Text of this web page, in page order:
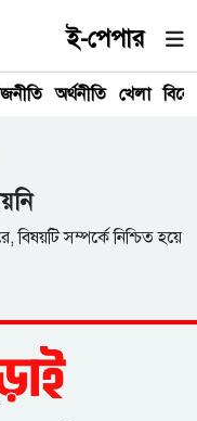
ই-পেপার
অর্থনীতি খেলা
সম্পর্কে নিশ্চিত হয়ে